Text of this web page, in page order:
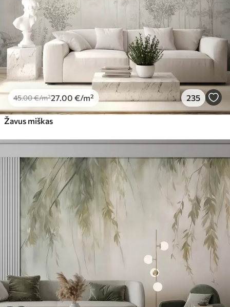
45.00€/m²27 .00 €/m² 235
Žavus miškas